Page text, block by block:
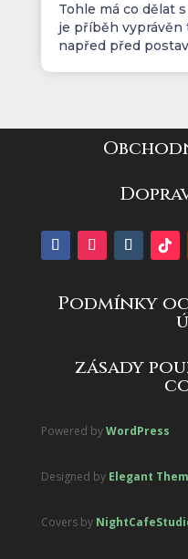
Tohle má co dělat
je příběh vyprávěn
napřed před
Podmínky
zásady
Powered byWordPress
Designed by Elegant
Covers by